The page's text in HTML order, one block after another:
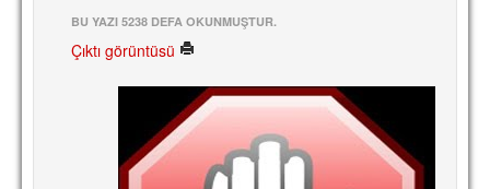
BU YAZI 5238 DEFA OKUNMUŞTUR.
Çıktı görüntüsü